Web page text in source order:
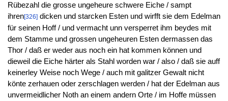
Rübezahl die grosse ungeheure schwere Eiche / sampt
ihren[326]dicken und starcken Esten und wirfft sie dem Edelman
für seinen Hoff / und vermacht unn versperret ihm beydes mit
dem Stamme und grossen ungeheuren Esten dermassen das
Thor / daß er weder aus noch ein hat kommen können und
dieweil die Eiche härter als Stahl worden war / also / daß sie auff
keinerley Weise noch Wege / auch mit galitzer Gewalt nicht
könte zerhauen oder zerschlagen werden / hat der Edelman aus
unvermeidlicher Noth an einem andern Orte / im Hoffe müssen